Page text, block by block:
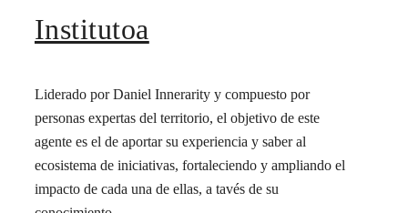
Institutoa
Liderado por Daniel Innerarity y compuesto por
personas expertas del territorio, el objetivo de este
agente es el de aportar su experiencia y saber al
ecosistema de iniciativas, fortaleciendo y ampliando el
impacto de cada una de ellas, a tavés de su